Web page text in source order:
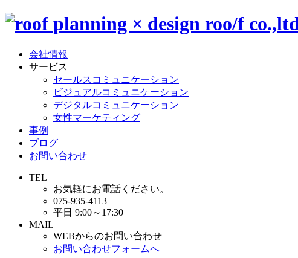
会社情報
サービス
セールスコミュニケーション
ビジュアルコミュニケーション
デジタルコミュニケーション
女性マーケティング
事例
ブログ
お問い合わせ
TEL
お気軽にお電話ください。
075-935-4113
平日 9:00～17:30
MAIL
WEBからのお問い合わせ
お問い合わせフォームへ